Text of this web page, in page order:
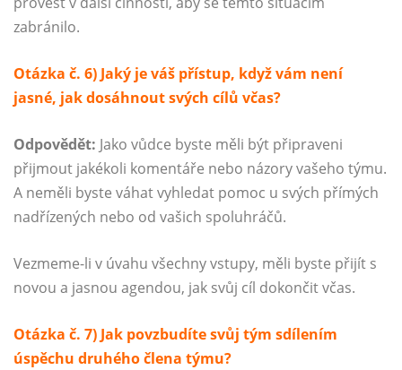
zabránilo.
Otázka č. 6) Jaký je váš přístup, když vám není
jasné, jak dosáhnout svých cílů včas?
Odpovědět: Jako vůdce byste měli být připraveni
přijmout jakékoli komentáře nebo názory vašeho týmu.
A neměli byste váhat vyhledat pomoc u svých přímých
nadřízených nebo od vašich spoluhráčů.
Vezmeme-li v úvahu všechny vstupy, měli byste přijít s
novou a jasnou agendou, jak svůj cíl dokončit včas.
Otázka č. 7) Jak povzbudíte svůj tým sdílením
úspěchu druhého člena týmu?